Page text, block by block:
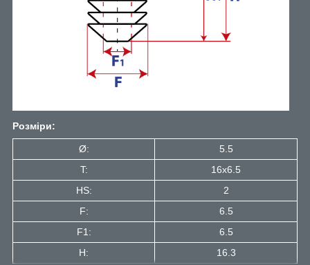
Розміри:
Ø:
5.5
T:
16x6.5
HS:
2
F:
6.5
F1:
6.5
H:
16.3